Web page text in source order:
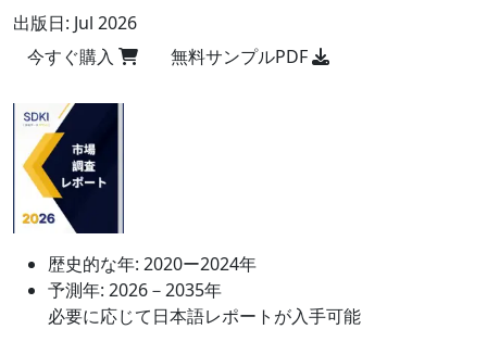
出版日: Jul 2026
今すぐ購入
無料サンプルPDF
歴史的な年: 2020ー2024年
予測年: 2026－2035年
必要に応じて日本語レポートが入手可能